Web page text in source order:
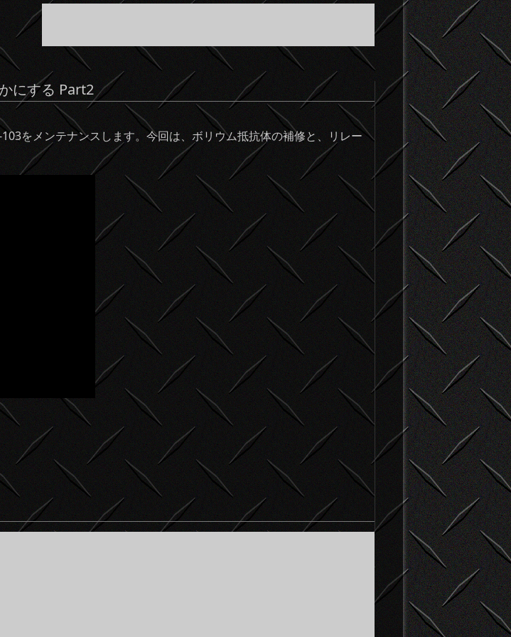
にする Part2
をメンテナンスします。今回は、ボリウム抵抗体の補修と、リレー